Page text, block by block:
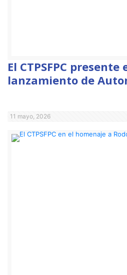
El CTPSFPC
lanzamiento de
11 mayo, 2026